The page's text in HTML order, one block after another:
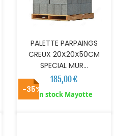
PALETTE PARPAINGS
CREUX 20X20X50CM
SPECIAL MUR...
185,00 €
En stock Mayotte
-35% AJOUTER AU PANIER